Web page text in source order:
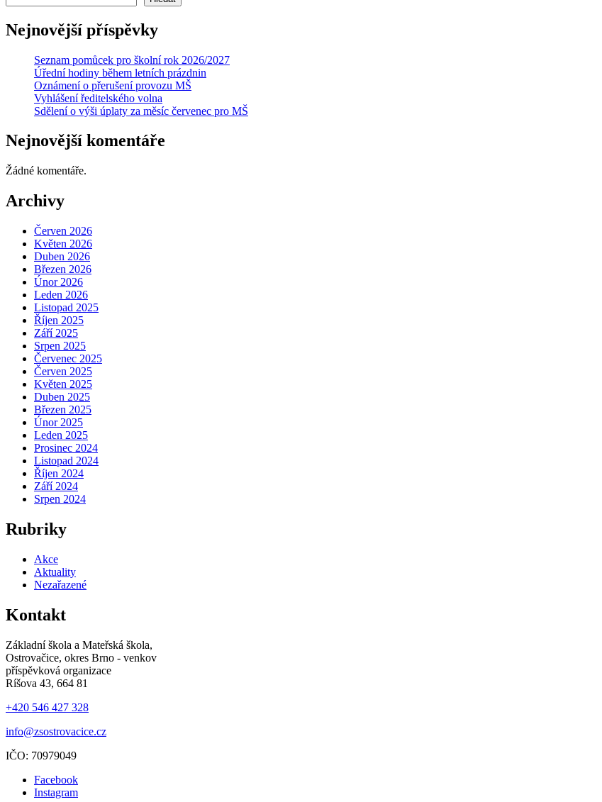
příspěvky
Nejnovější příspěvky
Seznam pomůcek pro školní rok 2026/2027
Úřední hodiny během letních prázdnin
Oznámení o přerušení provozu MŠ
Vyhlášení ředitelského volna
Sdělení o výši úplaty za měsíc červenec pro MŠ
Nejnovější komentáře
Žádné komentáře.
Archivy
Červen 2026
Květen 2026
Duben 2026
Březen 2026
Únor 2026
Leden 2026
Listopad 2025
Říjen 2025
Září 2025
Srpen 2025
Červenec 2025
Červen 2025
Květen 2025
Duben 2025
Březen 2025
Únor 2025
Leden 2025
Prosinec 2024
Listopad 2024
Říjen 2024
Září 2024
Srpen 2024
Rubriky
Akce
Aktuality
Nezařazené
Kontakt
Základní škola a Mateřská škola,
Ostrovačice, okres Brno - venkov
příspěvková organizace
Ríšova 43, 664 81
+420 546 427 328
info@zsostrovacice.cz
IČO: 70979049
Facebook
Instagram